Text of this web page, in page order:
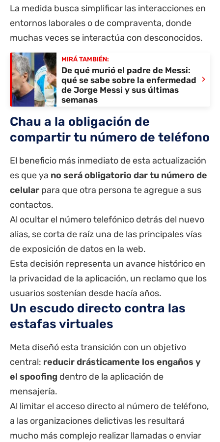
La medida busca simplificar las interacciones en
entornos laborales o de compraventa, donde
muchas veces se interactúa con desconocidos.
MIRÁ TAMBIÉN:
De qué murió el padre de Messi:
qué se sabe sobre la enfermedad
de Jorge Messi y sus últimas
semanas
›
Chau a la obligación de
compartir tu número de teléfono
El beneficio más inmediato de esta actualización
es que ya no será obligatorio dar tu número de
celular para que otra persona te agregue a sus
contactos.
Al ocultar el número telefónico detrás del nuevo
alias, se corta de raíz una de las principales vías
de exposición de datos en la web.
Esta decisión representa un avance histórico en
la privacidad de la aplicación, un reclamo que los
usuarios sostenían desde hacía años.
Un escudo directo contra las
estafas virtuales
Meta diseñó esta transición con un objetivo
central: reducir drásticamente los engaños y
el spoofing dentro de la aplicación de
mensajería.
Al limitar el acceso directo al número de teléfono,
a las organizaciones delictivas les resultará
mucho más complejo realizar llamadas o enviar